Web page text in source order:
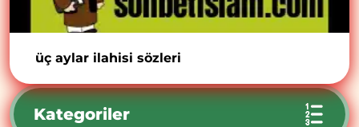
üç aylar ilahisi sözleri
Kategoriler